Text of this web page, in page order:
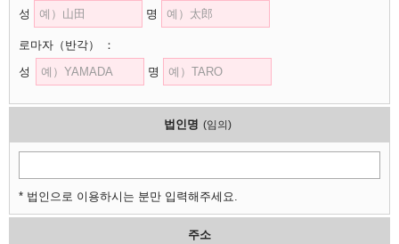
성
명
로마자 （반각）
：
성
명
법인명 (임의)
* 법인으로 이용하시는 분만 입력해주세요.
주소